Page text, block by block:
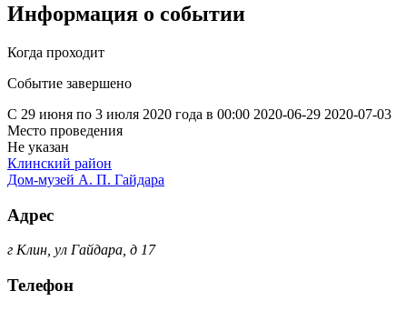
Информация о событии
Когда проходит
Событие завершено
С 29 июня по 3 июля 2020 года в 00:00 2020-06-29 2020-07-03
Место проведения
Не указан
Клинский район
Дом-музей А. П. Гайдара
Адрес
г Клин, ул Гайдара, д 17
Телефон